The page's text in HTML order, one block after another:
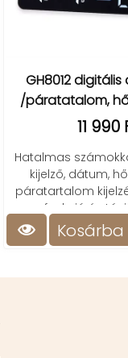
GH8012
/páratatalom,
11 990
Hatalmas
kijelző, dátum,
páratartalom
funkció és
Kosárba